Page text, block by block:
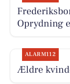
Oprydning
ALARM112
Ældre